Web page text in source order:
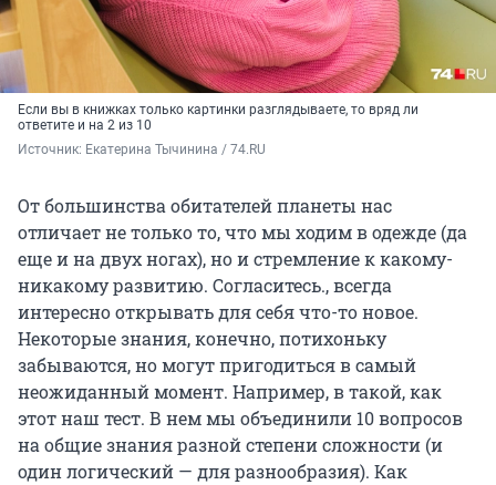
Если вы в книжках только картинки разглядываете, то вряд ли
ответите и на 2 из 10
Источник: Екатерина Тычинина / 74.RU
От большинства обитателей планеты нас
отличает не только то, что мы ходим в одежде (да
еще и на двух ногах), но и стремление к какому-
никакому развитию. Согласитесь., всегда
интересно открывать для себя что-то новое.
Некоторые знания, конечно, потихоньку
забываются, но могут пригодиться в самый
неожиданный момент. Например, в такой, как
этот наш тест. В нем мы объединили 10 вопросов
на общие знания разной степени сложности (и
один логический — для разнообразия). Как